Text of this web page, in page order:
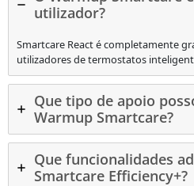
utilizador?
Smartcare React é completamente
utilizadores de termostatos
Que tipo de apoio
Warmup Smartcare?
Que funcionalidades
Smartcare Efficiency+?